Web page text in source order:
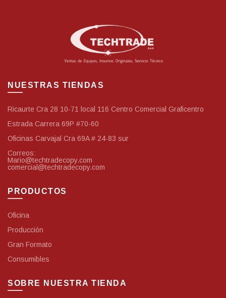
NUESTRAS TIENDAS
Ricaurte Cra 28 10-71 local 116 Centro Comercial Graficentro
Estrada Carrera 69P #70-60
Oficinas Carvajal Cra 69A # 24-83 sur
Correos:
Mario@techtradecopy.com
comercial@techtradecopy.com
PRODUCTOS
Oficina
Producción
Gran Formato
Consumibles
SOBRE NUESTRA TIENDA